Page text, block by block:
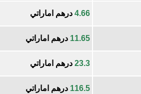
4.66 درهم اماراتي
11.65 درهم اماراتي
23.3 درهم اماراتي
116.5 درهم اماراتي